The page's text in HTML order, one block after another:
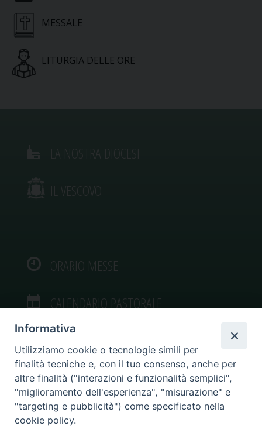
MESSALE
LITURGIA DELLE ORE
IL VESCOVO
ORARIO MESSE
CALENDARIO PASTORALE
VIDEOGALLERY
PHOTOGALLERY
Informativa
Utilizziamo cookie o tecnologie simili per
finalità tecniche e, con il tuo consenso, anche per
altre finalità ("interazioni e funzionalità semplici",
"miglioramento dell'esperienza", "misurazione" e
"targeting e pubblicità") come specificato nella
cookie policy.